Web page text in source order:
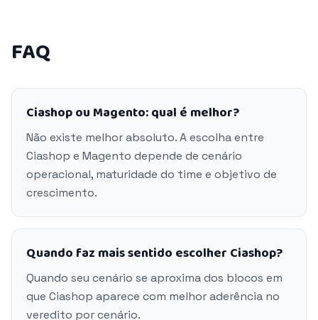
FAQ
Ciashop ou Magento: qual é melhor?
Não existe melhor absoluto. A escolha entre
Ciashop e Magento depende de cenário
operacional, maturidade do time e objetivo de
crescimento.
Quando faz mais sentido escolher Ciashop?
Quando seu cenário se aproxima dos blocos em
que Ciashop aparece com melhor aderência no
veredito por cenário.